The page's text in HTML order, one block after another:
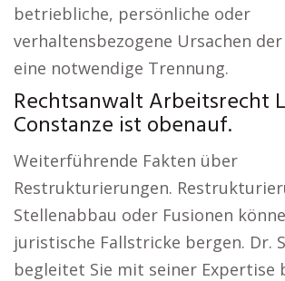
betriebliche, persönliche oder
verhaltensbezogene Ursachen
eine notwendige Trennung.
Rechtsanwalt Arbeitsrecht
Constanze ist obenauf.
Weiterführende Fakten über
Restrukturierungen.
Stellenabbau oder Fusionen
juristische Fallstricke bergen. Dr.
begleitet Sie mit seiner Expertise